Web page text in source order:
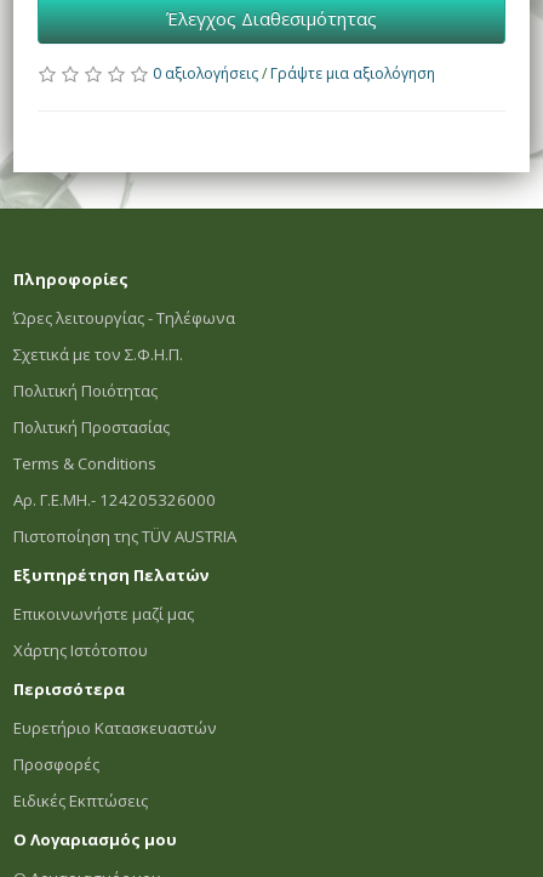
Έλεγχος Διαθεσιμότητας
0 αξιολογήσεις/ Γράψτε μια αξιολόγηση
Πληροφορίες
Ώρες λειτουργίας - Τηλέφωνα
Σχετικά με τον Σ.Φ.Η.Π.
Πολιτική Ποιότητας
Πολιτική Προστασίας
Terms & Conditions
Αρ. Γ.Ε.ΜΗ.- 124205326000
Πιστοποίηση της TÜV AUSTRIA
Εξυπηρέτηση Πελατών
Επικοινωνήστε μαζί μας
Χάρτης Ιστότοπου
Περισσότερα
Ευρετήριο Κατασκευαστών
Προσφορές
Ειδικές Εκπτώσεις
Ο Λογαριασμός μου